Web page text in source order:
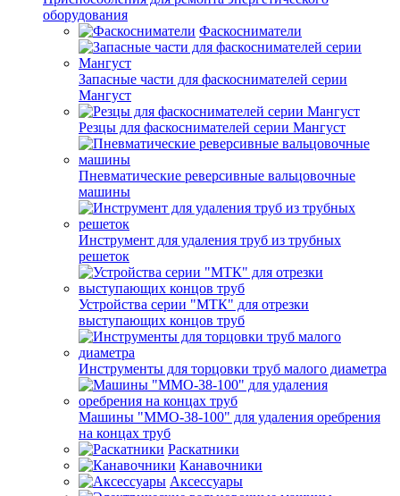
оборудования
Фаскосниматели
Запасные части для фаскоснимателей серии
Мангуст
Резцы для фаскоснимателей серии Мангуст
Пневматические реверсивные вальцовочные
машины
Инструмент для удаления труб из трубных
решеток
Устройства серии "МТК" для отрезки
выступающих концов труб
Инструменты для торцовки труб малого диаметра
Машины "ММО-38-100" для удаления оребрения
на концах труб
Раскатники
Канавочники
Аксессуары